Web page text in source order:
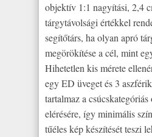
objektív 1:1 nagyítási, 2,4
tárgytávolsági értékkel
segítőtárs, ha olyan apró
megörökítése a cél, mint
Hihetetlen kis mérete
egy ED üveget és 3
tartalmaz a
elérésére, így minimális
tűéles kép készítését teszi